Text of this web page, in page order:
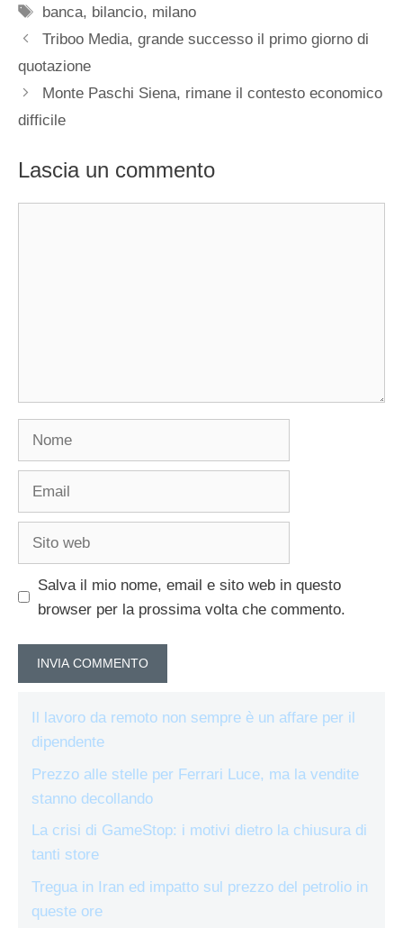
Tag
banca, bilancio, milano
Triboo Media, grande successo il primo giorno di
quotazione
Monte Paschi Siena, rimane il contesto economico
difficile
Lascia un commento
Nome
Email
Sito
Salva il mio nome, email e sito web in questo
browser per la prossima volta che commento.
Il lavoro da remoto non sempre è un affare per il
dipendente
Prezzo alle stelle per Ferrari Luce, ma la vendite
stanno decollando
La crisi di GameStop: i motivi dietro la chiusura di
tanti store
Tregua in Iran ed impatto sul prezzo del petrolio in
queste ore